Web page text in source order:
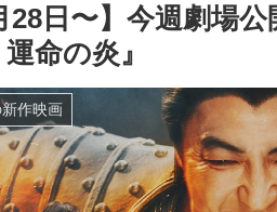
28日〜】今週劇場
命の炎』
作映画